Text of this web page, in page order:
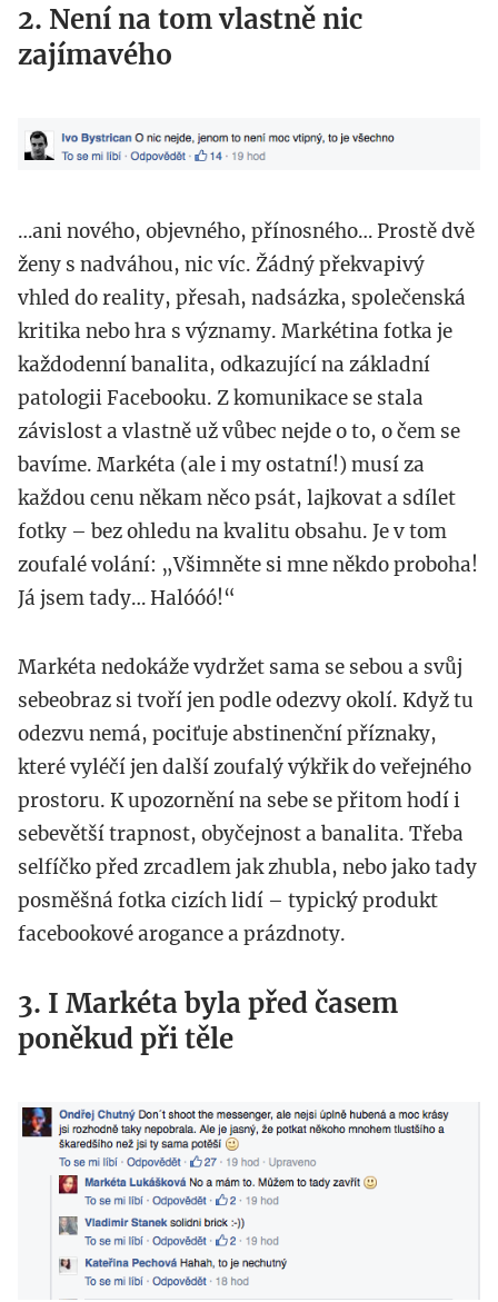
2. Není na tom vlastně nic
zajímavého
snimek_obrazovky_2016-
24_v_12.05.21.png
…ani nového, objevného, přínosného… Prostě dvě
ženy s nadváhou, nic víc. Žádný překvapivý
vhled do reality, přesah, nadsázka, společenská
kritika nebo hra s významy. Markétina fotka je
každodenní banalita, odkazující na základní
patologii Facebooku. Z komunikace se stala
závislost a vlastně už vůbec nejde o to, o čem se
bavíme. Markéta (ale i my ostatní!) musí za
každou cenu někam něco psát, lajkovat a sdílet
fotky – bez ohledu na kvalitu obsahu. Je v tom
zoufalé volání: „Všimněte si mne někdo proboha!
Já jsem tady… Halóóó!“
Markéta nedokáže vydržet sama se sebou a svůj
sebeobraz si tvoří jen podle odezvy okolí. Když tu
odezvu nemá, pociťuje abstinenční příznaky,
které vyléčí jen další zoufalý výkřik do veřejného
prostoru. K upozornění na sebe se přitom hodí i
sebevětší trapnost, obyčejnost a banalita. Třeba
selfíčko před zrcadlem jak zhubla, nebo jako tady
posměšná fotka cizích lidí – typický produkt
facebookové arogance a prázdnoty.
3. I Markéta byla před časem
poněkud při těle
snimek_obrazovky_2016-
02-
24_v_12.04.02.png